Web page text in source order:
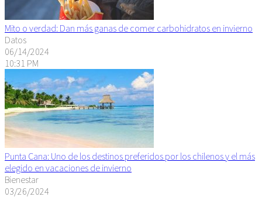
Mito o verdad: Dan más ganas de comer carbohidratos en invierno
Datos
06/14/2024
10:31 PM
Punta Cana: Uno de los destinos preferidos por los chilenos y el más
elegido en vacaciones de invierno
Bienestar
03/26/2024